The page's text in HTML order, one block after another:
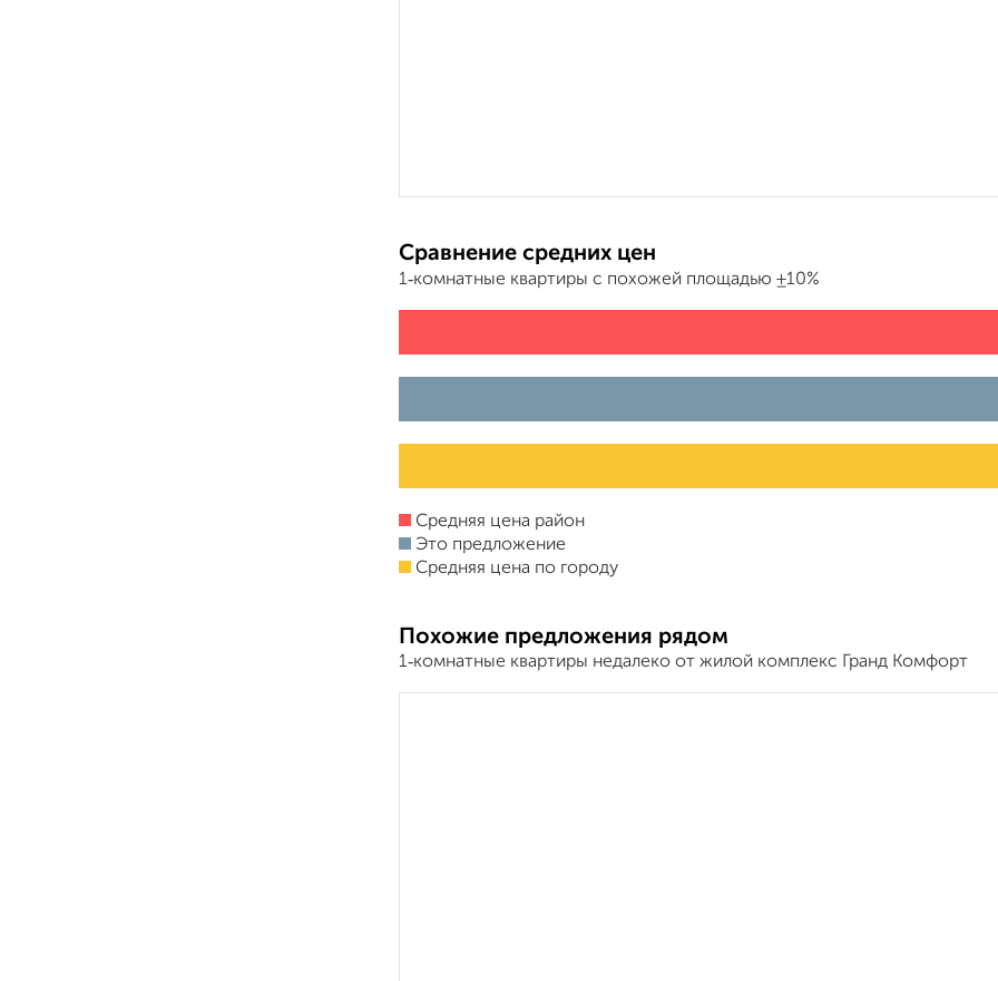
Сравнение средних цен
1‑комнатные квартиры с похожей площадью ±10%
Средняя цена район
Это предложение
Средняя цена по городу
Похожие предложения рядом
1‑комнатные квартиры недалеко от жилой комплекс Гранд Комфорт